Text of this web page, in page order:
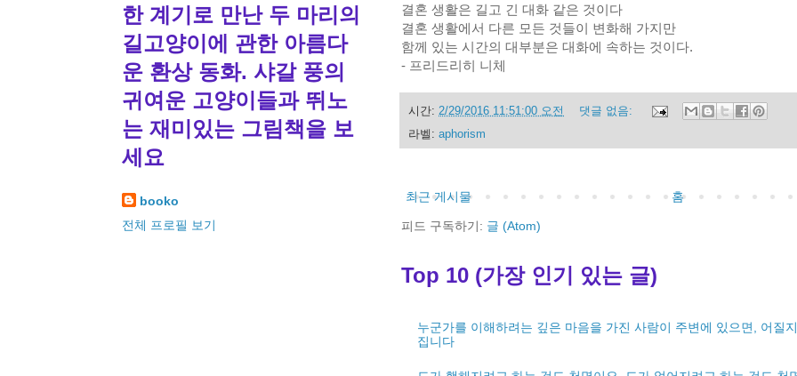
결혼 생활은 길고 긴 대화 같은 것이다
결혼 생활에서 다른 모든 것들이 변화해 가지만
함께 있는 시간의 대부분은 대화에 속하는 것이다.
- 프리드리히 니체
시간: 2/29/2016 11:51:00 오전
댓글 없음:
라벨: aphorism
최근 게시물 홈
피드 구독하기: 글 (Atom)
Top 10 (가장 인기 있는 글)
누군가를 이해하려는 깊은 마음을 가진 사람이 주변에 있으면, 어질
집니다
한 계기로 만난 두 마리의
길고양이에 관한 아름다
운 환상 동화. 샤갈 풍의
귀여운 고양이들과 뛰노
는 재미있는 그림책을 보
세요
booko
전체 프로필 보기